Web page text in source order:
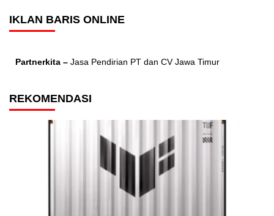
IKLAN BARIS ONLINE
Partnerkita – Jasa Pendirian PT dan CV Jawa Timur
REKOMENDASI